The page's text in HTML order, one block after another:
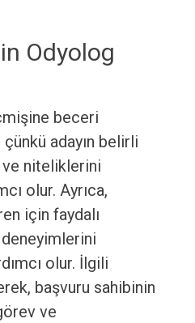
Odyolog
beceri
adayın belirli
ve niteliklerini
olur. Ayrıca,
için faydalı
olur. İlgili
başvuru sahibinin
ve